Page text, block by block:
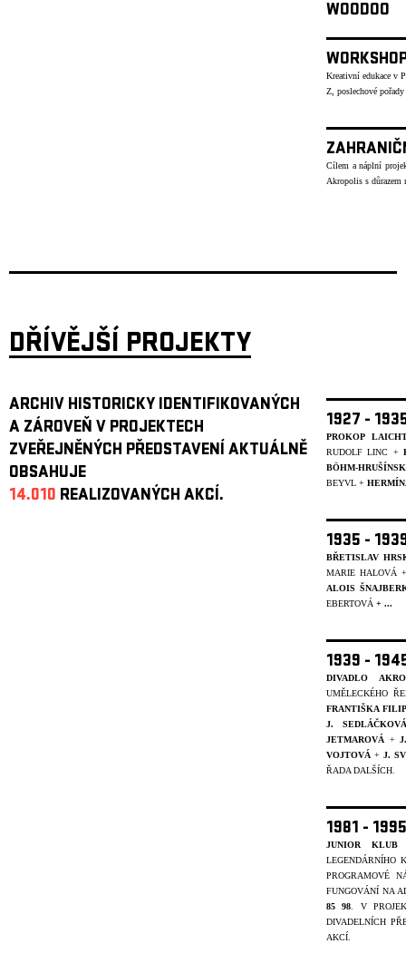
WOODOO
Kreativní edukace v
Z, poslechové
Cílem a náplní
Akropolis s důrazem
DŘÍVĚJŠÍ PROJEKTY
ARCHIV HISTORICKY IDENTIFIKOVANÝCH
A ZÁROVEŇ V PROJEKTECH
ZVEŘEJNĚNÝCH PŘEDSTAVENÍ AKTUÁLNĚ
OBSAHUJE
14.010 REALIZOVANÝCH AKCÍ.
1927 -
PROKOP
RUDOLF LINC +
BÖHM-
BEYVL +
1935 -
BŘETISLAV
MARIE HALOVÁ
ALOIS
EBERTOVÁ + ...
1939 -
DIVADLO
UMĚLECKÉHO
FRANTIŠKA
J. SEDLÁČKOVÁ
JETMAROVÁ +
VOJTOVÁ + J.
ŘADA DALŠÍCH.
1981 -
JUNIOR KLUB
LEGENDÁRNÍHO
PROGRAMOVÉ
FUNGOVÁNÍ NA
85 98 . V
DIVADELNÍCH
AKCÍ.